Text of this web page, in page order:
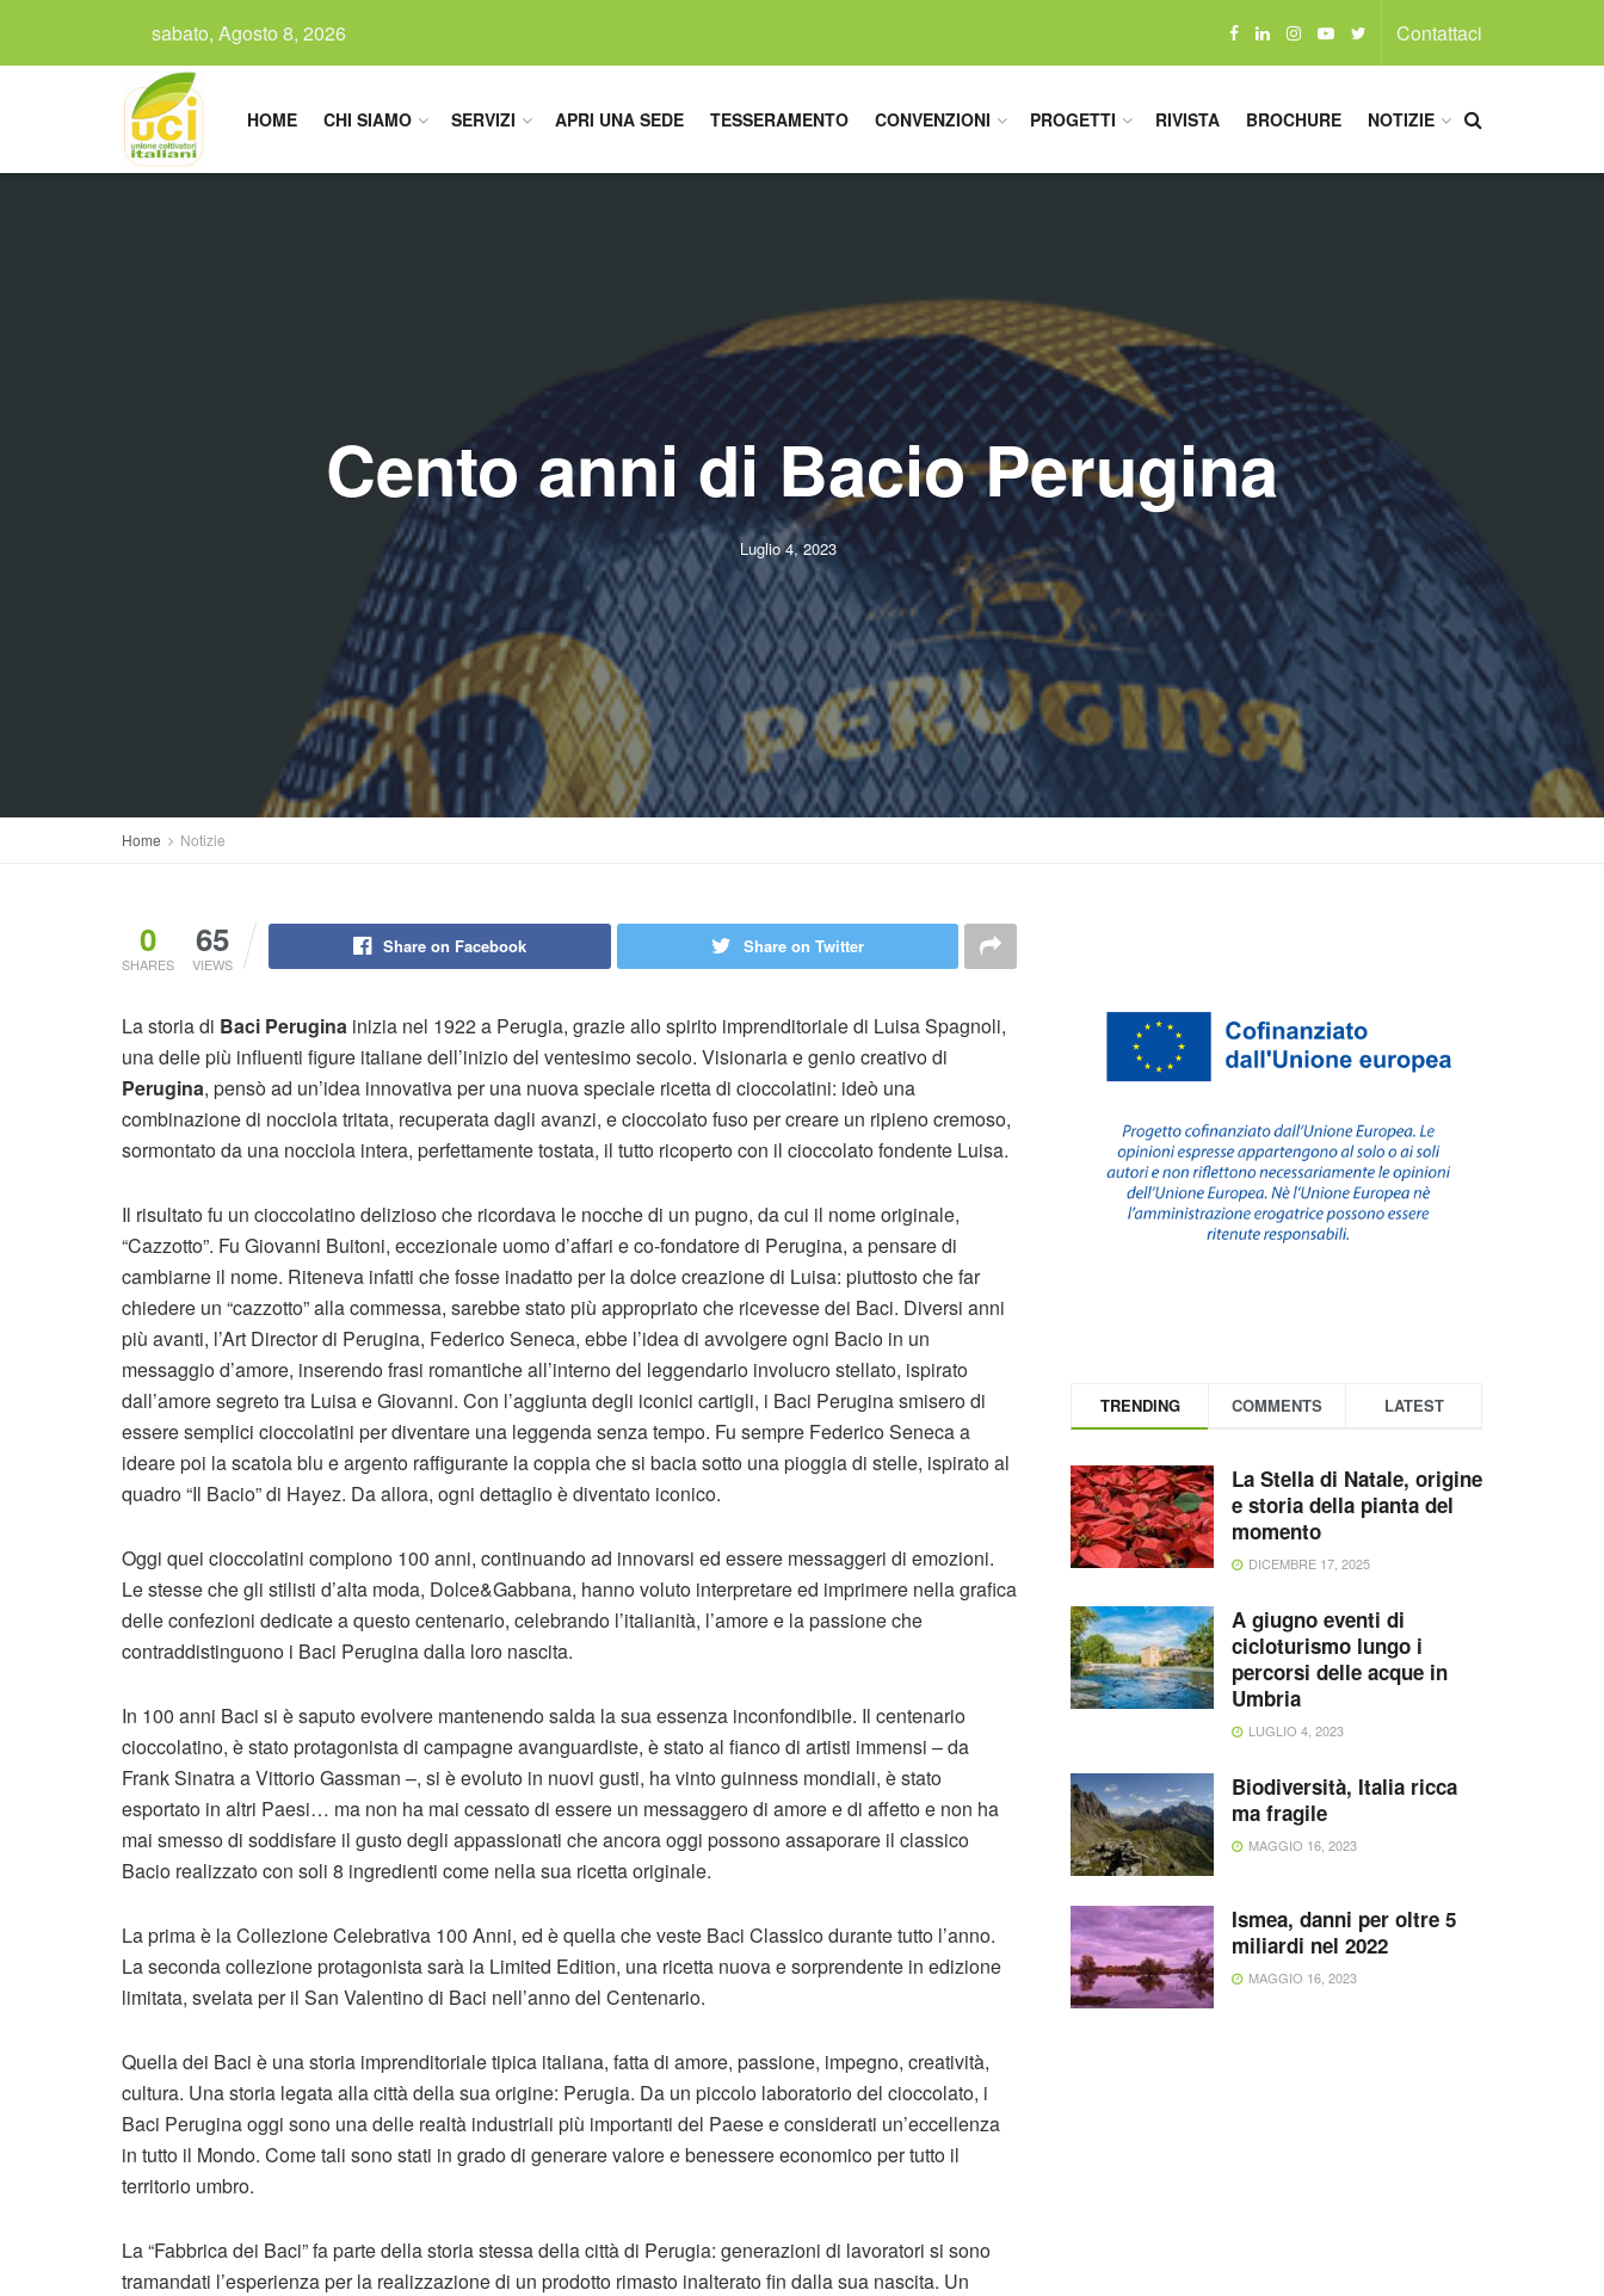
sabato, Agosto 8, 2026 Contattaci
HOME CHI SIAMO SERVIZI APRI UNA SEDE TESSERAMENTO CONVENZIONI PROGETTI RIVISTA BROCHURE NOTIZIE
Cento anni di Bacio Perugina
Luglio 4, 2023
Home Notizie
0
SHARES
65
VIEWS
Share on Facebook Share on Twitter
La storia di Baci Perugina inizia nel 1922 a Perugia, grazie allo spirito imprenditoriale di Luisa Spagnoli,
una delle più influenti figure italiane dell’inizio del ventesimo secolo. Visionaria e genio creativo di
Perugina, pensò ad un’idea innovativa per una nuova speciale ricetta di cioccolatini: ideò una
combinazione di nocciola tritata, recuperata dagli avanzi, e cioccolato fuso per creare un ripieno cremoso,
sormontato da una nocciola intera, perfettamente tostata, il tutto ricoperto con il cioccolato fondente Luisa.
Il risultato fu un cioccolatino delizioso che ricordava le nocche di un pugno, da cui il nome originale,
“Cazzotto”. Fu Giovanni Buitoni, eccezionale uomo d’affari e co-fondatore di Perugina, a pensare di
cambiarne il nome. Riteneva infatti che fosse inadatto per la dolce creazione di Luisa: piuttosto che far
chiedere un “cazzotto” alla commessa, sarebbe stato più appropriato che ricevesse dei Baci. Diversi anni
più avanti, l’Art Director di Perugina, Federico Seneca, ebbe l’idea di avvolgere ogni Bacio in un
messaggio d’amore, inserendo frasi romantiche all’interno del leggendario involucro stellato, ispirato
dall’amore segreto tra Luisa e Giovanni. Con l’aggiunta degli iconici cartigli, i Baci Perugina smisero di
essere semplici cioccolatini per diventare una leggenda senza tempo. Fu sempre Federico Seneca a
ideare poi la scatola blu e argento raffigurante la coppia che si bacia sotto una pioggia di stelle, ispirato al
quadro “Il Bacio” di Hayez. Da allora, ogni dettaglio è diventato iconico.
Oggi quei cioccolatini compiono 100 anni, continuando ad innovarsi ed essere messaggeri di emozioni.
Le stesse che gli stilisti d’alta moda, Dolce&Gabbana, hanno voluto interpretare ed imprimere nella grafica
delle confezioni dedicate a questo centenario, celebrando l’italianità, l’amore e la passione che
contraddistinguono i Baci Perugina dalla loro nascita.
In 100 anni Baci si è saputo evolvere mantenendo salda la sua essenza inconfondibile. Il centenario
cioccolatino, è stato protagonista di campagne avanguardiste, è stato al fianco di artisti immensi – da
Frank Sinatra a Vittorio Gassman –, si è evoluto in nuovi gusti, ha vinto guinness mondiali, è stato
esportato in altri Paesi… ma non ha mai cessato di essere un messaggero di amore e di affetto e non ha
mai smesso di soddisfare il gusto degli appassionati che ancora oggi possono assaporare il classico
Bacio realizzato con soli 8 ingredienti come nella sua ricetta originale.
La prima è la Collezione Celebrativa 100 Anni, ed è quella che veste Baci Classico durante tutto l’anno.
La seconda collezione protagonista sarà la Limited Edition, una ricetta nuova e sorprendente in edizione
limitata, svelata per il San Valentino di Baci nell’anno del Centenario.
Quella dei Baci è una storia imprenditoriale tipica italiana, fatta di amore, passione, impegno, creatività,
cultura. Una storia legata alla città della sua origine: Perugia. Da un piccolo laboratorio del cioccolato, i
Baci Perugina oggi sono una delle realtà industriali più importanti del Paese e considerati un’eccellenza
in tutto il Mondo. Come tali sono stati in grado di generare valore e benessere economico per tutto il
territorio umbro.
La “Fabbrica dei Baci” fa parte della storia stessa della città di Perugia: generazioni di lavoratori si sono
tramandati l’esperienza per la realizzazione di un prodotto rimasto inalterato fin dalla sua nascita. Un
TRENDING COMMENTS LATEST
La Stella di Natale, origine
e storia della pianta del
momento
DICEMBRE 17, 2025
A giugno eventi di
cicloturismo lungo i
percorsi delle acque in
Umbria
LUGLIO 4, 2023
Biodiversità, Italia ricca
ma fragile
MAGGIO 16, 2023
Ismea, danni per oltre 5
miliardi nel 2022
MAGGIO 16, 2023